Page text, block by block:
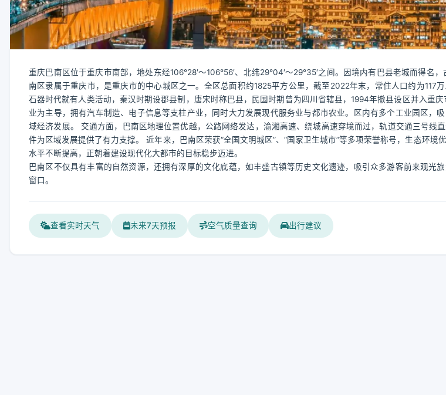
重庆巴南区位于重庆市南部，地处东经106°28′～106°56′、北纬29°04′～29°35′之间。因境内有巴县老城而得名
南区隶属于重庆市，是重庆市的中心城区之一。全区总面积约1825平方公里，截至2022年末，常住人口约为117
石器时代就有人类活动，秦汉时期设郡县制，唐宋时称巴县，民国时期曾为四川省辖县，1994年撤县设区并入重
业为主导，拥有汽车制造、电子信息等支柱产业，同时大力发展现代服务业与都市农业。区内有多个工业园区，
域经济发展。 交通方面，巴南区地理位置优越，公路网络发达，渝湘高速、绕城高速穿境而过，轨道交通三号线
件为区域发展提供了有力支撑。 近年来，巴南区荣获“全国文明城区”、“国家卫生城市”等多项荣誉称号，生态环境
水平不断提高，正朝着建设现代化大都市的目标稳步迈进。
巴南区不仅具有丰富的自然资源，还拥有深厚的文化底蕴，如丰盛古镇等历史文化遗迹，吸引众多游客前来观光
窗口。
查看实时天气 未来7天预报 空气质量查询 出行建议